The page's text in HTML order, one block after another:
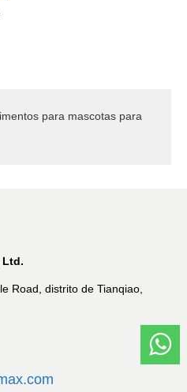
para mascotas para
Ltd.
Road, distrito de Tianqiao,